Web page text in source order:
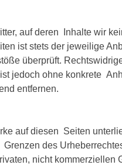
auf deren Inhalte wir
ist stets der jeweilige
überprüft.
jedoch ohne konkrete
entfernen.
auf diesen Seiten
des
nicht